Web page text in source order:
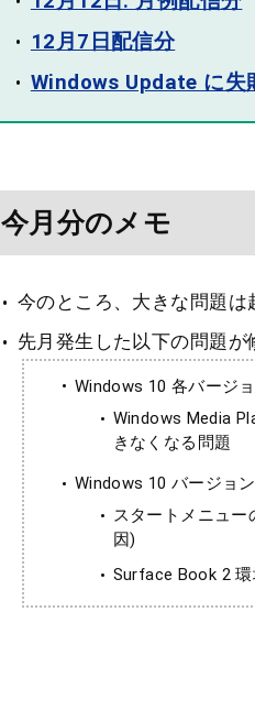
12月7日配信分
Windows Update に失
今月分のメモ
今のところ、大きな問題は
先月発生した以下の問題が
Windows 10 各バージ
Windows Media
きなくなる問題
Windows 10 バージョ
スタートメニュー
因)
Surface Book 2 環